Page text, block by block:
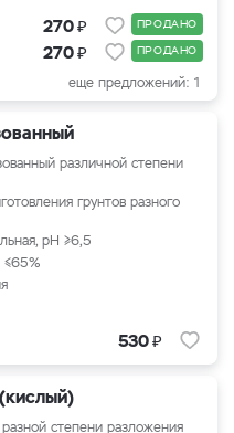
270₽ ПРОДАНО
270₽ ПРОДАНО
еще предложений: 1
различной степени
грунтов разного
рН ≥6,5
≤65%
530₽
степени разложения